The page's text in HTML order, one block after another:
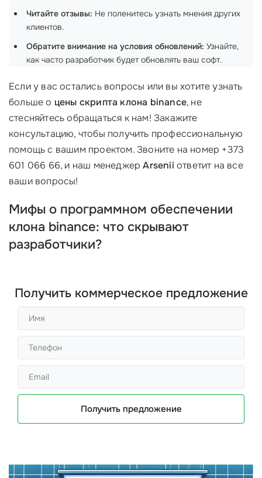
Читайте отзывы: Не поленитесь узнать мнения других
клиентов.
Обратите внимание на условия обновлений: Узнайте,
как часто разработчик будет обновлять ваш софт.
Если у вас остались вопросы или вы хотите узнать
больше о цены скрипта клона binance, не
стесняйтесь обращаться к нам! Закажите
консультацию, чтобы получить профессиональную
помощь с вашим проектом. Звоните на номер +373
601 066 66, и наш менеджерArsenii ответит на все
ваши вопросы!
Мифы о программном обеспечении
клона binance: что скрывают
разработчики?
Получить коммерческое предложение
Получить предложение